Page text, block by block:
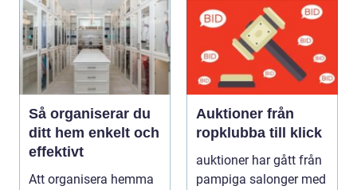
Så organiserar du
ditt hem enkelt och
effektivt
Att organisera hemma
Auktioner från
ropklubba till klick
auktioner har gått från
pampiga salonger med